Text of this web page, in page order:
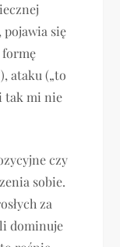
pojawia się
formę
ataku („to
tak mi nie
czy
sobie.
za
dominuje